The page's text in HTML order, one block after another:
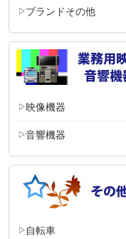
ブランドその他
映像機器
音響機器
自転車